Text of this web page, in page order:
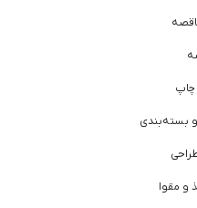
چاپ
بسته‌بندی
و مقوا